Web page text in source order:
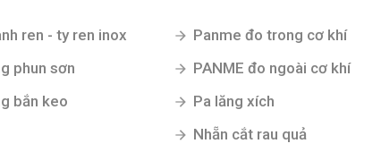
ren - ty ren inox
phun sơn
bắn keo
Panme đo trong cơ khí
PANME đo ngoài cơ khí
Pa lăng xích
Nhẵn cắt rau quả